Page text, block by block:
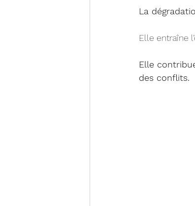
La
Elle entraîne
Elle
des conflits.